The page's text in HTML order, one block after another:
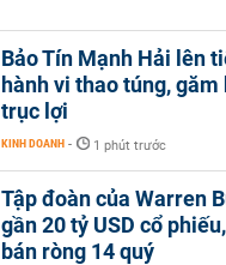
Bảo Tín Mạnh Hải lên
hành vi thao túng, găm
trục lợi
KINH DOANH - 1 phút trước
Tập đoàn của Warren
gần 20 tỷ USD cổ
bán ròng 14 quý